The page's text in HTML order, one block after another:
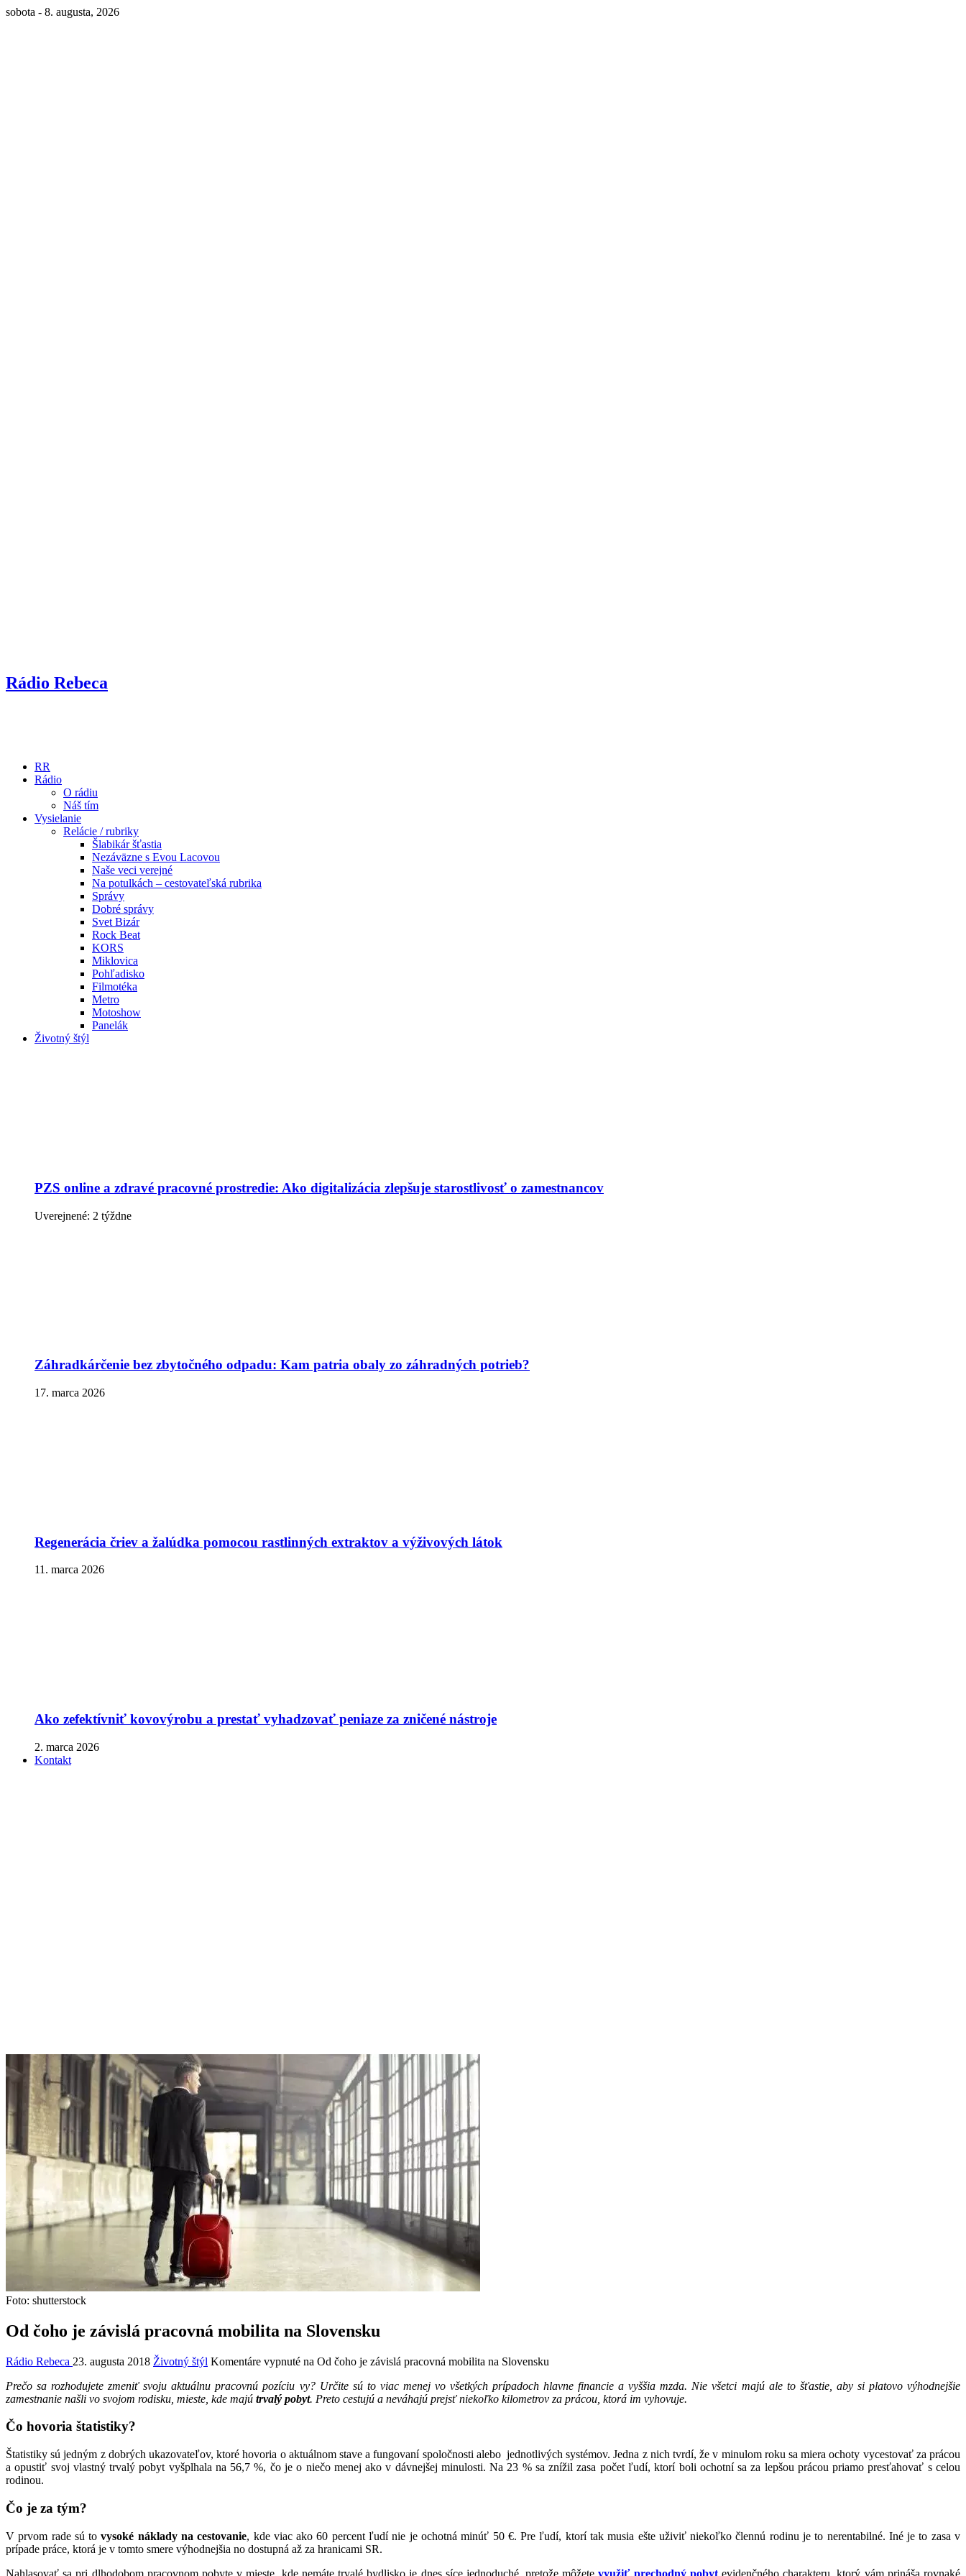
sobota - 8. augusta, 2026
Rádio Rebeca
RR
Rádio
O rádiu
Náš tím
Vysielanie
Relácie / rubriky
Šlabikár šťastia
Nezáväzne s Evou Lacovou
Naše veci verejné
Na potulkách – cestovateľská rubrika
Správy
Dobré správy
Svet Bizár
Rock Beat
KORS
Miklovica
Pohľadisko
Filmotéka
Metro
Motoshow
Panelák
Životný štýl
PZS online a zdravé pracovné prostredie: Ako digitalizácia zlepšuje starostlivosť o zamestnancov
Uverejnené: 2 týždne
Záhradkárčenie bez zbytočného odpadu: Kam patria obaly zo záhradných potrieb?
17. marca 2026
Regenerácia čriev a žalúdka pomocou rastlinných extraktov a výživových látok
11. marca 2026
Ako zefektívniť kovovýrobu a prestať vyhadzovať peniaze za zničené nástroje
2. marca 2026
Kontakt
Foto: shutterstock
Od čoho je závislá pracovná mobilita na Slovensku
Rádio Rebeca 23. augusta 2018 Životný štýl Komentáre vypnuté na Od čoho je závislá pracovná mobilita na Slovensku
Prečo sa rozhodujete zmeniť svoju aktuálnu pracovnú pozíciu vy? Určite sú to viac menej vo všetkých prípadoch hlavne financie a vyššia mzda. Nie všetci majú ale to šťastie, aby si platovo výhodnejšie
zamestnanie našli vo svojom rodisku, mieste, kde majú trvalý pobyt. Preto cestujú a neváhajú prejsť niekoľko kilometrov za prácou, ktorá im vyhovuje.
Čo hovoria štatistiky?
Štatistiky sú jedným z dobrých ukazovateľov, ktoré hovoria o aktuálnom stave a fungovaní spoločnosti alebo jednotlivých systémov. Jedna z nich tvrdí, že v minulom roku sa miera ochoty vycestovať za prácou
a opustiť svoj vlastný trvalý pobyt vyšplhala na 56,7 %, čo je o niečo menej ako v dávnejšej minulosti. Na 23 % sa znížil zasa počet ľudí, ktorí boli ochotní sa za lepšou prácou priamo presťahovať s celou
rodinou.
Čo je za tým?
V prvom rade sú tovysoké náklady na cestovanie, kde viac ako 60 percent ľudí nie je ochotná minúť 50 €. Pre ľudí, ktorí tak musia ešte uživiť niekoľko člennú rodinu je to nerentabilné. Iné je to zasa v
prípade práce, ktorá je v tomto smere výhodnejšia no dostupná až za hranicami SR.
Nahlasovať sa pri dlhodobom pracovnom pobyte v mieste, kde nemáte trvalé bydlisko je dnes síce jednoduché, pretože môžetevyužiť prechodný pobytevidenčného charakteru, ktorý vám prináša rovnaké